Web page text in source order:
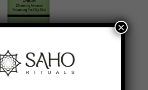
Purificante
×